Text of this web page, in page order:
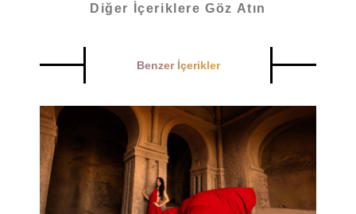
Diğer İçeriklere Göz Atın
Benzer İçerikler